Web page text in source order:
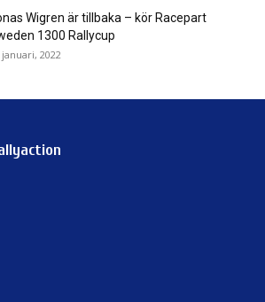
Wigren är tillbaka – kör Racepart
1300 Rallycup
januari, 2022